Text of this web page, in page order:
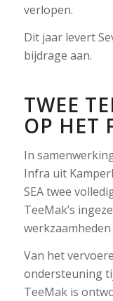
verlopen.
Dit jaar levert
bijdrage aan.
TWEE
OP HET
In
Infra uit
SEA twee
TeeMak’s
Van het
ondersteuning
TeeMak is